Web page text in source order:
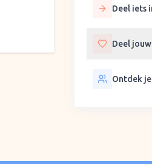
Deel iets
Deel
Ontdek